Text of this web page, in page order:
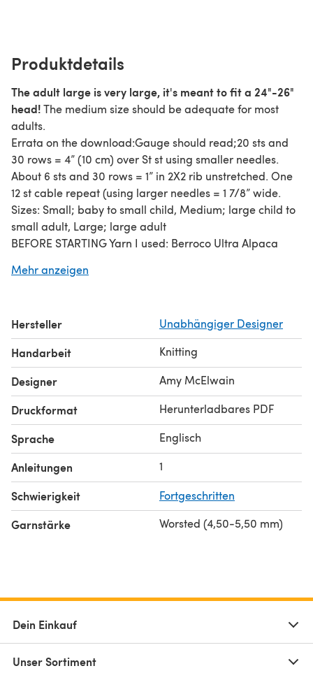
Produktdetails
The adult large is very large, it's meant to fit a 24"-26"
head!The medium size should be adequate for most
adults.
Errata on the download:Gauge should read;20 sts and
30 rows = 4” (10 cm) over St st using smaller needles.
About 6 sts and 30 rows = 1” in 2X2 rib unstretched. One
12 st cable repeat (using larger needles = 1 7/8” wide.
Sizes: Small; baby to small child, Medium; large child to
small adult, Large; large adult
BEFORE STARTING Yarn I used: Berroco Ultra Alpaca
Unit weight; 100 grams (3.53 ounces) 50% Super Fine
about 150 yards, for the medium size you’ll need about
175 yards, for the larger size you’ll need about 250 yards
of any worsted weight yarn. Needle size: US 7 and 8 or
(4.5 - 5mm), 16”circulars, and US 7 (4.5mm) set of double
points. Notions: St markers, cable needle, yarn
Mehr anzeigen
Hersteller Unabhängiger Designer
Handarbeit Knitting
Designer Amy McElwain
Druckformat Herunterladbares PDF
Sprache Englisch
Anleitungen 1
Schwierigkeit Fortgeschritten
Garnstärke Worsted (4,50-5,50 mm)
Dein Einkauf
Unser Sortiment